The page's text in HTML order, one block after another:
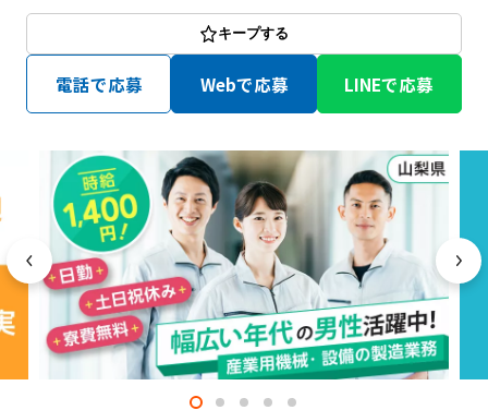
キープする
電話で応募 Webで応募 LINEで応募